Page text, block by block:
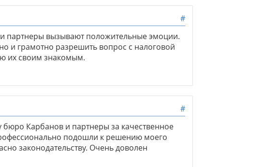
#
партнеры вызывают положительные эмоции.
и грамотно разрешить вопрос с налоговой
их своим знакомым.
#
бюро Карбанов и партнеры за качественное
подошли к решению моего
законодательству. Очень доволен